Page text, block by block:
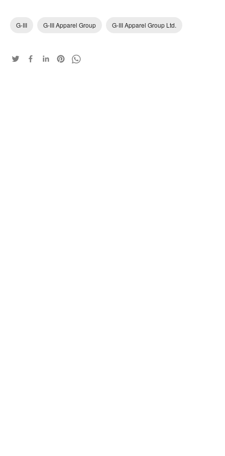
G-III G-III Apparel Group G-III Apparel Group Ltd.